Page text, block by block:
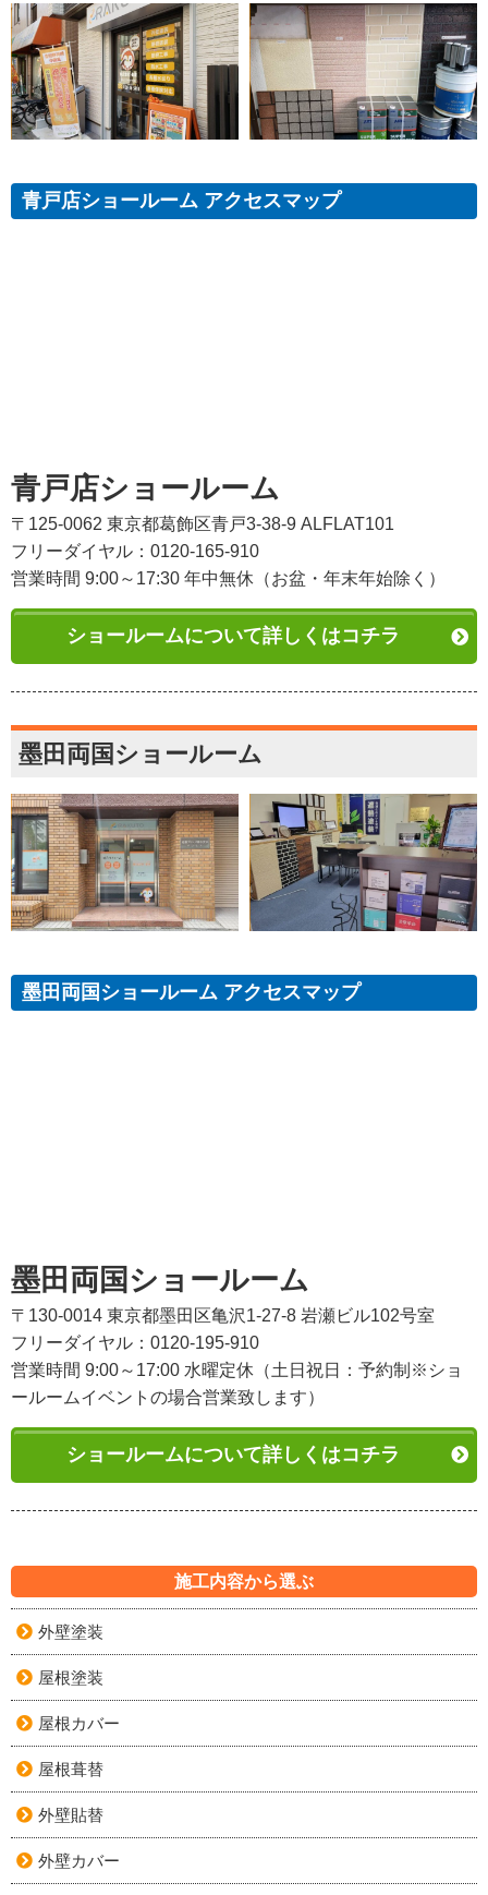
青戸店ショールーム アクセスマップ
青戸店ショールーム
〒125-0062 東京都葛飾区青戸3-38-9 ALFLAT101
フリーダイヤル：0120-165-910
営業時間 9:00～17:30 年中無休（お盆・年末年始除く）
ショールームについて詳しくはコチラ
墨田両国ショールーム
墨田両国ショールーム アクセスマップ
墨田両国ショールーム
〒130-0014 東京都墨田区亀沢1-27-8 岩瀬ビル102号室
フリーダイヤル：0120-195-910
営業時間 9:00～17:00 水曜定休（土日祝日：予約制※ショ
ールームイベントの場合営業致します）
ショールームについて詳しくはコチラ
施工内容から選ぶ
外壁塗装
屋根塗装
屋根カバー
屋根葺替
外壁貼替
外壁カバー